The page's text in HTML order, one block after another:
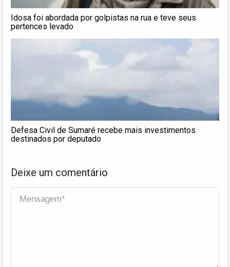
Idosa foi abordada por golpistas na rua e teve seus
pertences levado
Defesa Civil de Sumaré recebe mais investimentos
destinados por deputado
Deixe um comentário